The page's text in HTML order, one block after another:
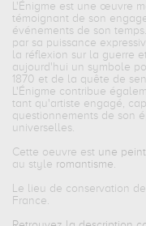
L'Énigme est une œuvre
témoignant de son
événements de son
par sa puissance
la réflexion sur la guerre
aujourd'hui un symbole
1870 et de la quête de
L'Énigme contribue
tant qu'artiste engagé,
questionnements de son
universelles.
Cette oeuvre est une
au style romantisme.
Le lieu de conservation de
France.